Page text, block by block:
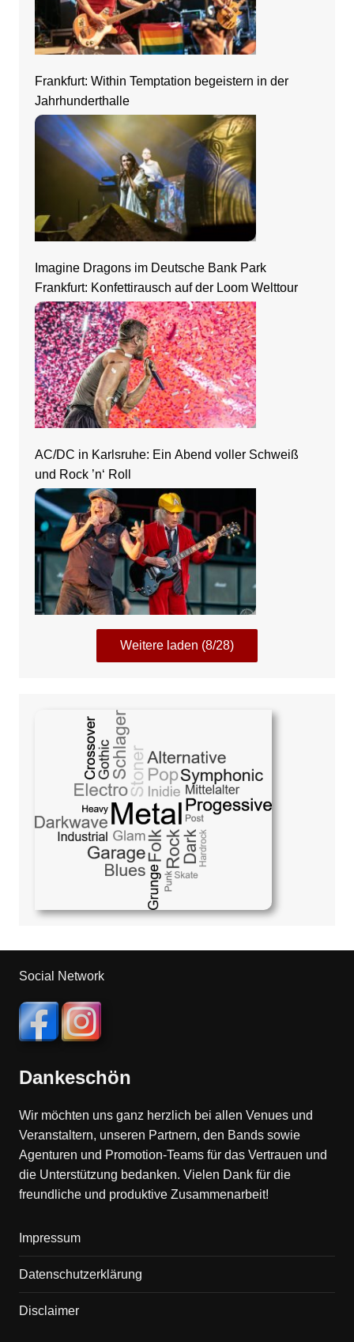
Frankfurt: Within Temptation begeistern in der
Jahrhunderthalle
Imagine Dragons im Deutsche Bank Park
Frankfurt: Konfettirausch auf der Loom Welttour
AC/DC in Karlsruhe: Ein Abend voller Schweiß
und Rock ’n‘ Roll
Weitere laden (8/28)
Social Network
Dankeschön
Wir möchten uns ganz herzlich bei allen Venues und
Veranstaltern, unseren Partnern, den Bands sowie
Agenturen und Promotion-Teams für das Vertrauen und
die Unterstützung bedanken. Vielen Dank für die
freundliche und produktive Zusammenarbeit!
Impressum
Datenschutzerklärung
Disclaimer